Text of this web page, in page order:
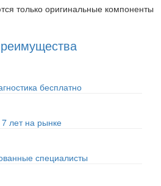
только оригинальные компоненты
бесплатно
лет на рынке
специалисты